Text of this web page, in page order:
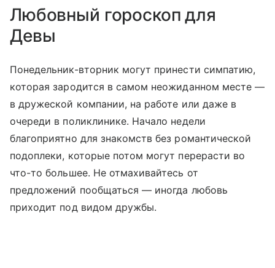
Любовный гороскоп для
Девы
Понедельник-вторник могут принести симпатию,
которая зародится в самом неожиданном месте —
в дружеской компании, на работе или даже в
очереди в поликлинике. Начало недели
благоприятно для знакомств без романтической
подоплеки, которые потом могут перерасти во
что-то большее. Не отмахивайтесь от
предложений пообщаться — иногда любовь
приходит под видом дружбы.